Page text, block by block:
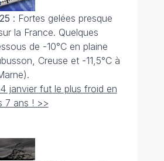
: Fortes gelées presque
la France. Quelques
de -10°C en plaine
Creuse et -11,5°C à
janvier fut le plus froid en
7 ans ! >>